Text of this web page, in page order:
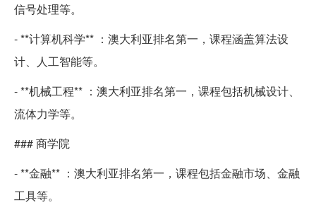
信号处理等。
- **计算机科学** ：澳大利亚排名第一，课程涵盖算法设
计、人工智能等。
- **机械工程** ：澳大利亚排名第一，课程包括机械设计、
流体力学等。
### 商学院
- **金融** ：澳大利亚排名第一，课程包括金融市场、金融
工具等。